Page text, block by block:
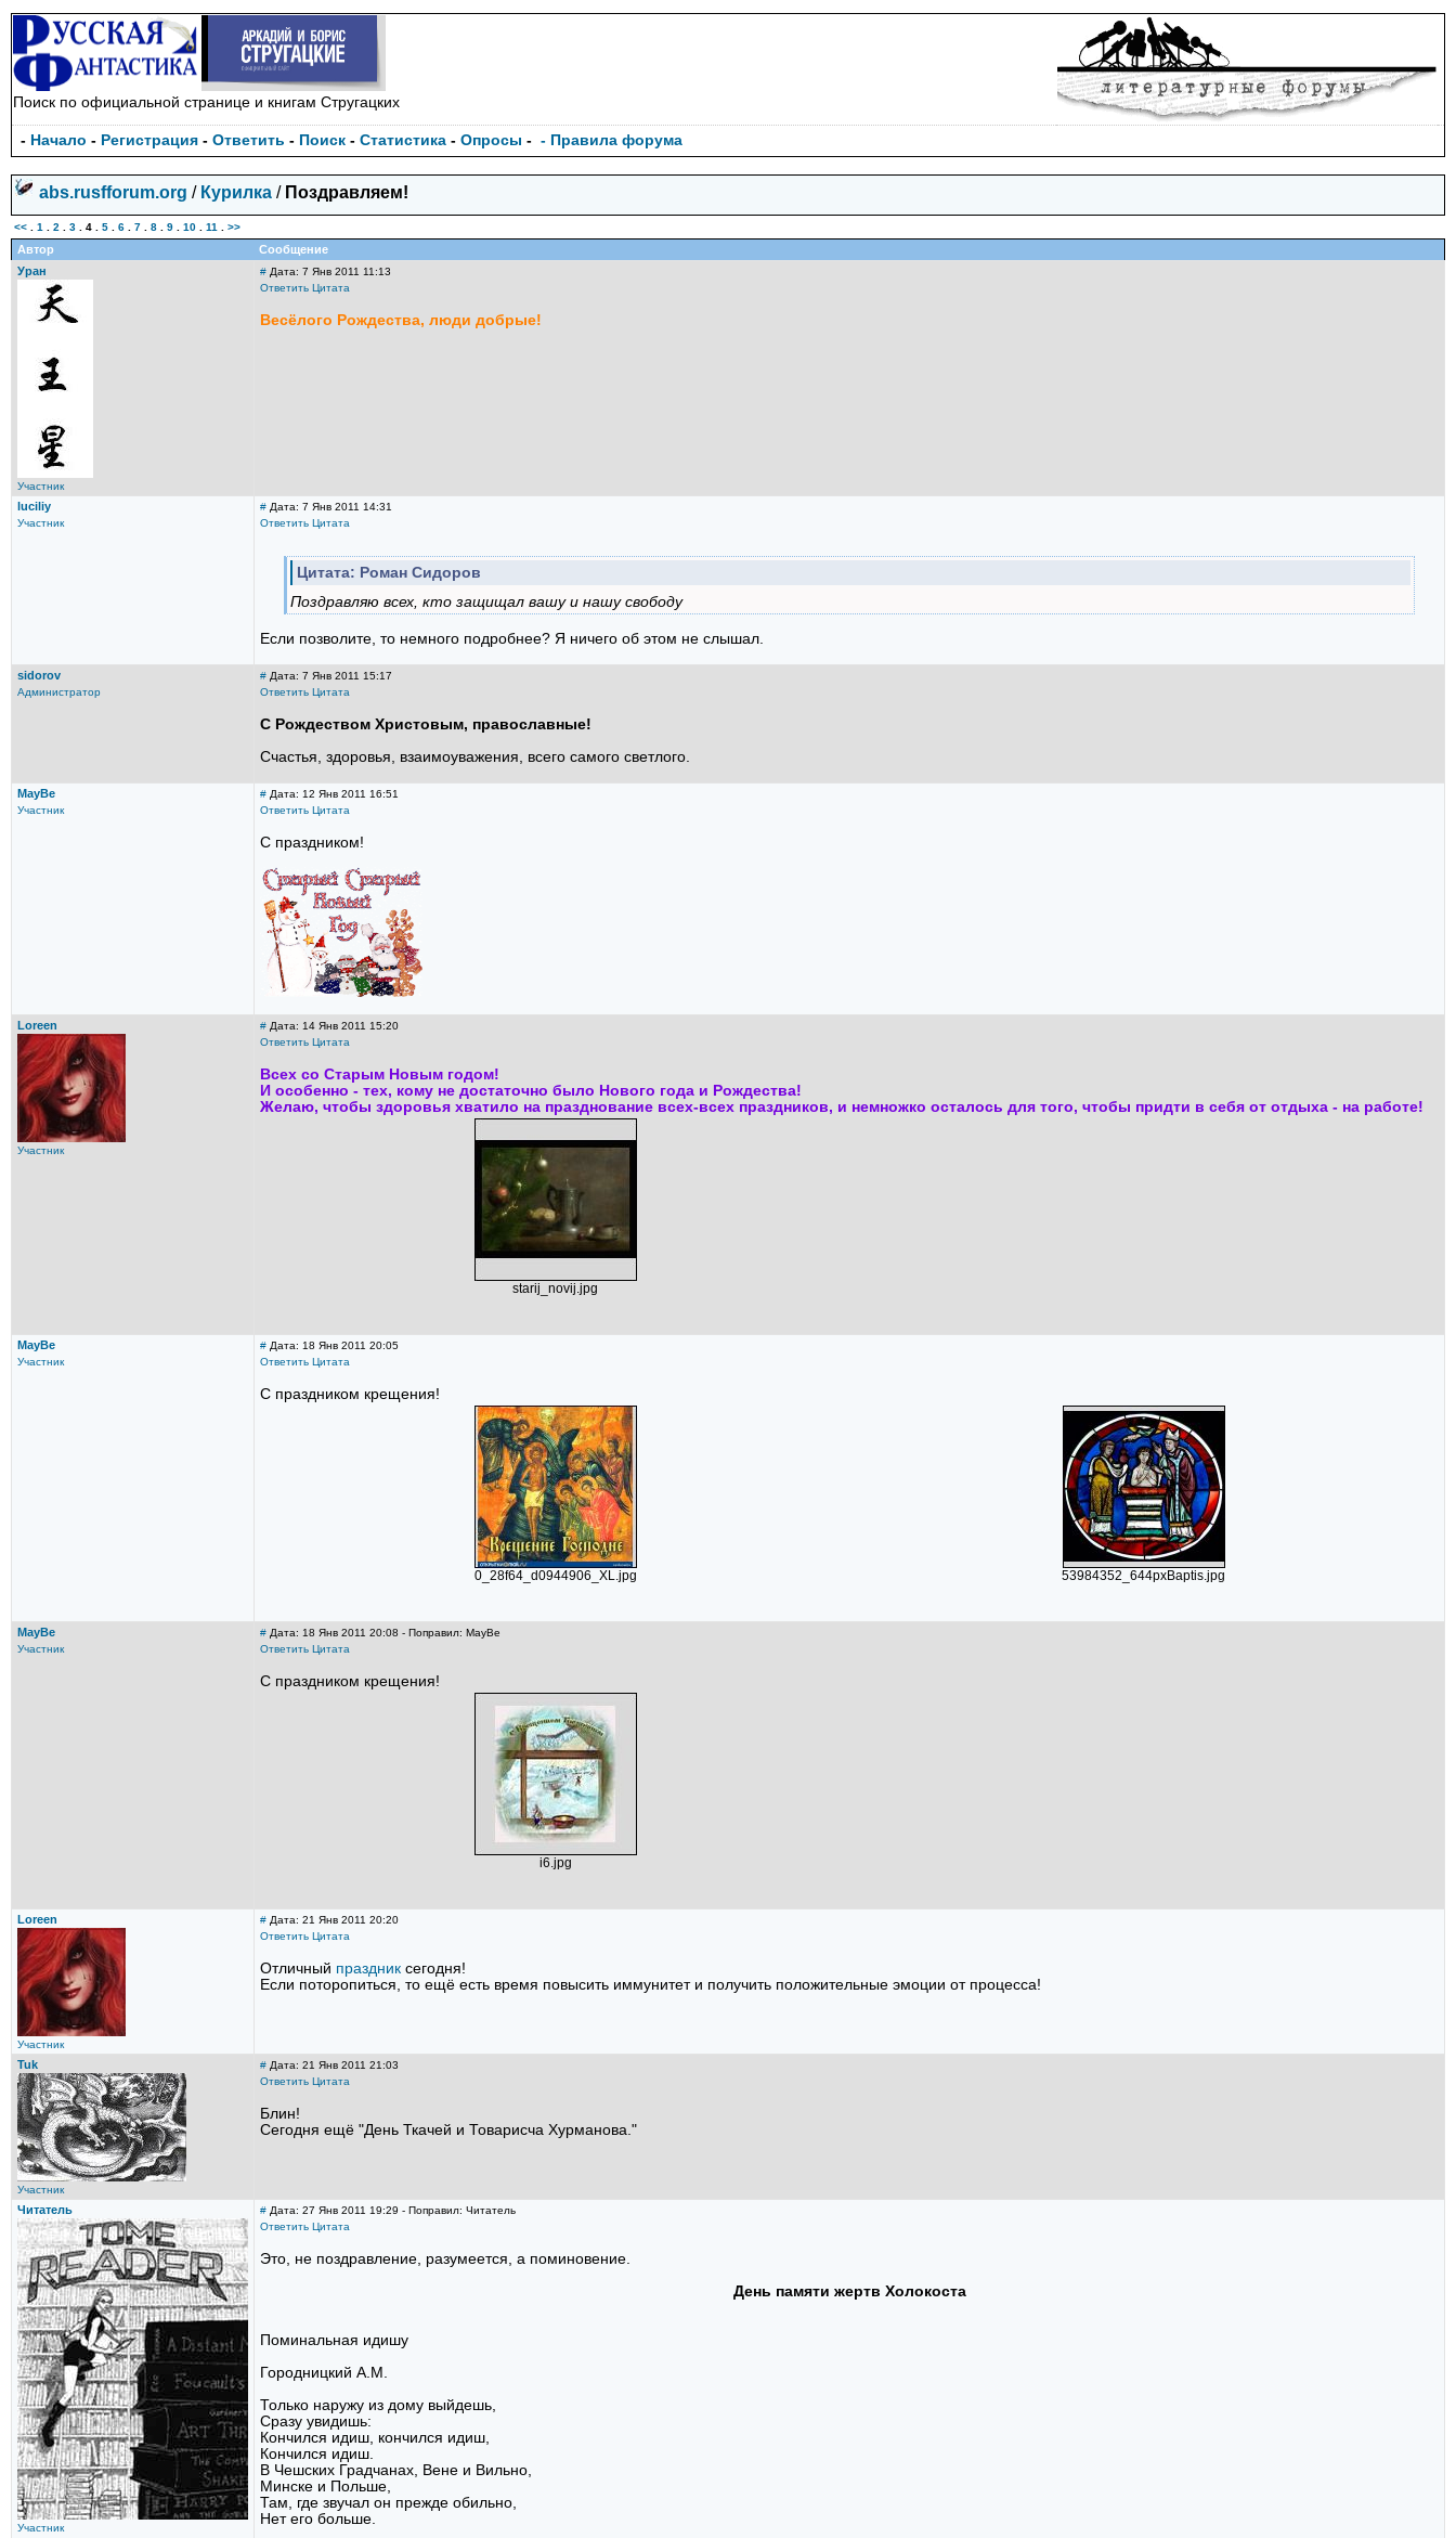
Поиск по официальной странице и книгам Стругацких
- Начало - Регистрация - Ответить - Поиск - Статистика - Опросы - - Правила форума
abs.rusfforum.org / Курилка / Поздравляем!
<< 1 2 3 4 5 6 7 8 9 10 11 >>
Автор
Сообщение
Уран
Участник
# Дата: 7 Янв 2011 11:13
Ответить Цитата
Весёлого Рождества, люди добрые!
luciliy
Участник
# Дата: 7 Янв 2011 14:31
Ответить Цитата
Цитата: Роман Сидоров
Поздравляю всех, кто защищал вашу и нашу свободу
Если позволите, то немного подробнее? Я ничего об этом не слышал.
sidorov
Администратор
# Дата: 7 Янв 2011 15:17
Ответить Цитата
C Рождеством Христовым, православные!
Счастья, здоровья, взаимоуважения, всего самого светлого.
MayBe
Участник
# Дата: 12 Янв 2011 16:51
Ответить Цитата
С праздником!
Loreen
Участник
# Дата: 14 Янв 2011 15:20
Ответить Цитата
Всех со Старым Новым годом!
И особенно - тех, кому не достаточно было Нового года и Рождества!
Желаю, чтобы здоровья хватило на празднование всех-всех праздников, и немножко осталось для того, чтобы придти в себя от отдыха - на работе!
starij_novij.jpg
MayBe
Участник
# Дата: 18 Янв 2011 20:05
Ответить Цитата
С праздником крещения!
0_28f64_d0944906_XL.jpg 53984352_644pxBaptis.jpg
MayBe
Участник
# Дата: 18 Янв 2011 20:08 - Поправил: MayBe
Ответить Цитата
С праздником крещения!
i6.jpg
Loreen
Участник
# Дата: 21 Янв 2011 20:20
Ответить Цитата
Отличный праздник сегодня!
Если поторопиться, то ещё есть время повысить иммунитет и получить положительные эмоции от процесса!
Tuk
Участник
# Дата: 21 Янв 2011 21:03
Ответить Цитата
Блин!
Сегодня ещё "День Ткачей и Товарисча Хурманова."
Читатель
Участник
# Дата: 27 Янв 2011 19:29 - Поправил: Читатель
Ответить Цитата
Это, не поздравление, разумеется, а поминовение.
День памяти жертв Холокоста
Поминальная идишу
Городницкий А.М.
Только наружу из дому выйдешь,
Сразу увидишь:
Кончился идиш, кончился идиш,
Кончился идиш.
В Чешских Градчанах, Вене и Вильно,
Минске и Польше,
Там, где звучал он прежде обильно,
Нет его больше.